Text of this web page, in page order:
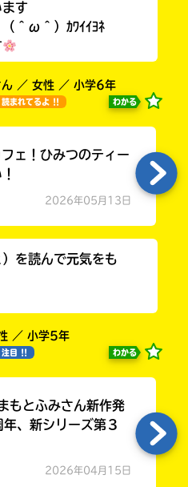
ます
＾ω＾）ｶﾜｲｲﾖﾈ
ん ／ 女性 ／ 小学6年
読まれてるよ !! わかる
ェ！ひみつのティー
2026年05月13日
を読んで元気をも
／ 小学5年
注目 !! わかる
もとふみさん新作発
、新シリーズ第３
2026年04月15日